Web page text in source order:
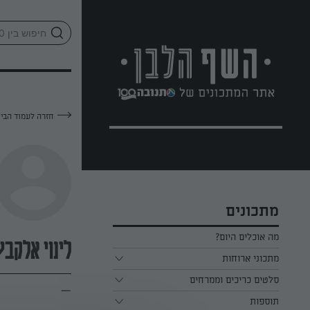
מתכונים
מה אוכלים היום?
מתכוני ארוחות
ארוחת בוקר
ארוחת צהריים
סלטים כריכים וממרחים
כל הסלטים כריכים וממרחים
תוספות
חזרה לעמוד
לינוי
—